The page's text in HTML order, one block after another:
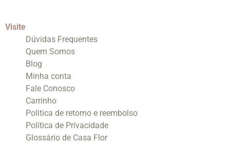
Visite
Dúvidas Frequentes
Quem Somos
Blog
Minha conta
Fale Conosco
Carrinho
Politica de retorno e reembolso
Política de Privacidade
Glossário de Casa Flor